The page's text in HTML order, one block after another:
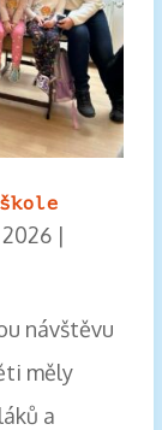
|
návštěvu
měly
a